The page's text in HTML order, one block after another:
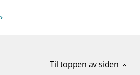
Til toppen av siden expand_less